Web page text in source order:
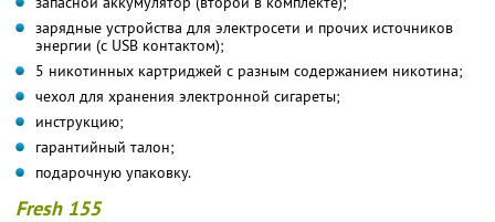
зарядные устройства для электросети и прочих источников
энергии (с USB контактом);
5 никотинных картриджей с разным содержанием никотина;
чехол для хранения электронной сигареты;
инструкцию;
гарантийный талон;
подарочную упаковку.
Fresh 155